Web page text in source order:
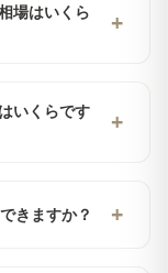
場はいくら
+
いくらです
+
きますか？ +